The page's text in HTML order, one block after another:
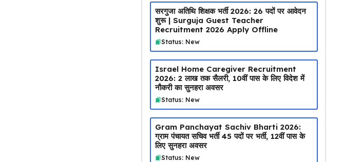
सरगुजा अतिथि शिक्षक भर्ती 2026: 26 पदों पर आवेदन
शुरू | Surguja Guest Teacher
Recruitment 2026 Apply Offline
Status: New
Israel Home Caregiver Recruitment
2026: ₹2 लाख तक सैलरी, 10वीं पास के लिए विदेश में
नौकरी का सुनहरा अवसर
Status: New
Gram Panchayat Sachiv Bharti 2026:
ग्राम पंचायत सचिव भर्ती 45 पदों पर भर्ती, 12वीं पास के
लिए सुनहरा अवसर
Status: New